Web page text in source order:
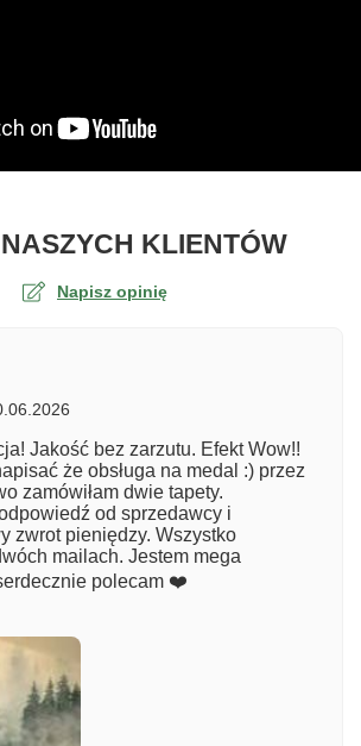
KLIENTÓWO
Napisz opinię
Jakość bez zarzutu. Efekt Wow!!
że obsługa na medal :) przez
zamówiłam dwie tapety.
od sprzedawcy i
zwrot pieniędzy. Wszystko
mailach. Jestem mega
polecam ❤️